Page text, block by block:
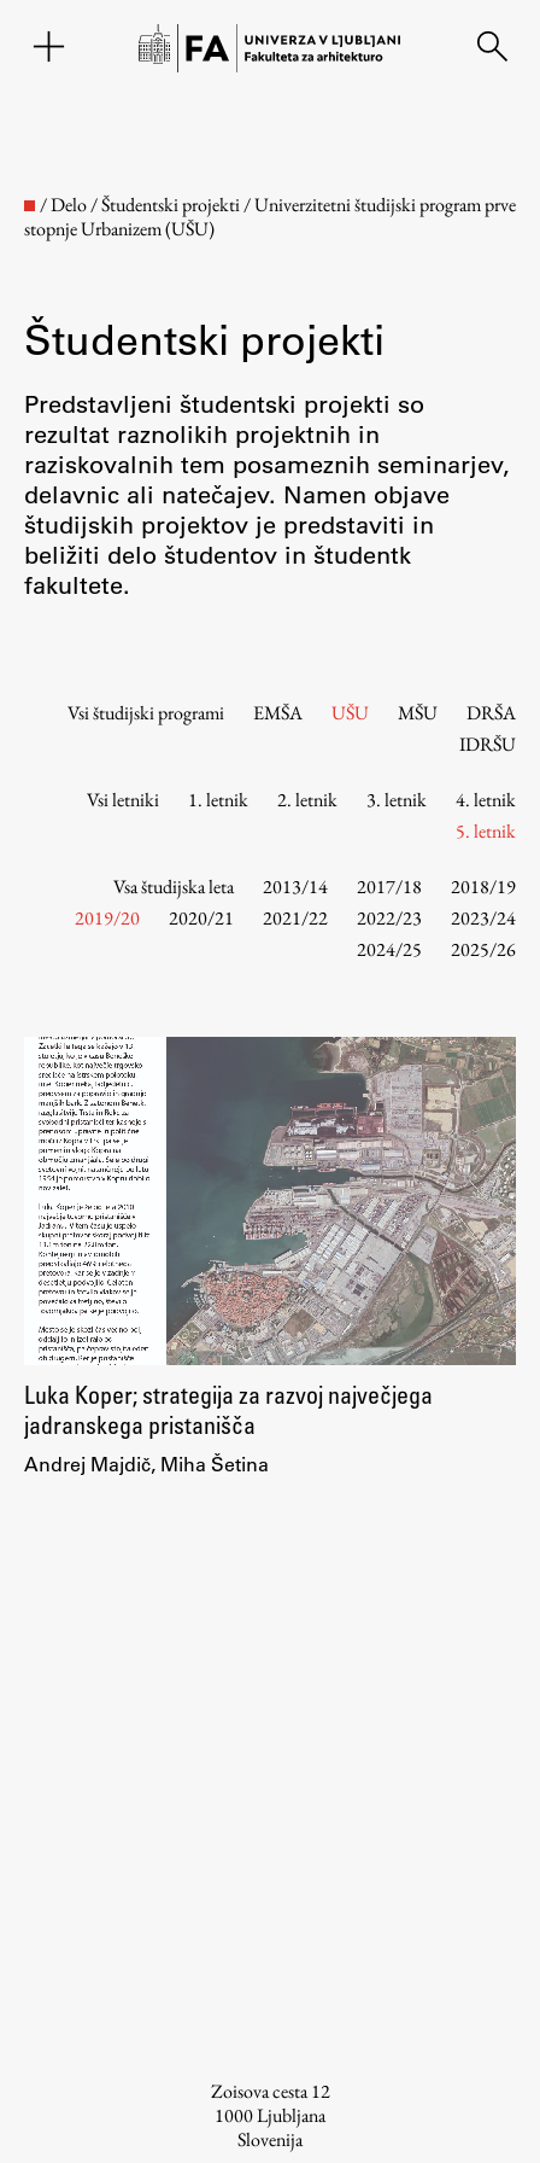
Fakulteta
O fakulteti
Osebje
Organiziranost
Mednarodno sodelovanje
Tržna dejavnost
Intranet UL FA
Spletni arhiv DEPO
Študij
Predstavitev študija
Študentske informacije
Urniki
Študijski programi
Predmeti
Izbirni moduli EMŠA
Vpis
Zaključek študija
/Delo/Študentski projekti/Univerzitetni študijski program prve
stopnje Urbanizem (UŠU)
Študentski projekti
Predstavljeni študentski projekti so
rezultat raznolikih projektnih in
raziskovalnih tem posameznih seminarjev,
delavnic ali natečajev. Namen objave
študijskih projektov je predstaviti in
beližiti delo študentov in študentk
fakultete.
Vsi študijski programi EMŠA UŠU MŠU
DRŠA
IDRŠU
Vsi letniki 1. letnik 2. letnik 3. letnik
4. letnik
5. letnik
Vsa študijska leta 2013/14 2017/18
2018/19
2019/20
2020/21 2021/22 2022/23
2023/24
2024/25
2025/26
Luka Koper; strategija za razvoj največjega
jadranskega pristanišča
Andrej Majdič, Miha Šetina
Zoisova cesta 12
1000Ljubljana
Slovenija